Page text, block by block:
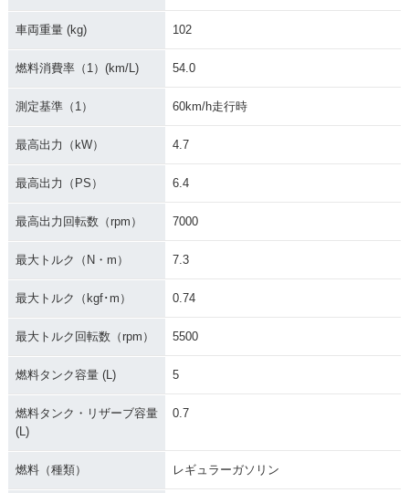
車両重量 (kg) 102
燃料消費率（1）(km/L) 54.0
測定基準（1） 60km/h走行時
最高出力（kW） 4.7
最高出力（PS） 6.4
最高出力回転数（rpm） 7000
最大トルク（N・m） 7.3
最大トルク（kgf･m） 0.74
最大トルク回転数（rpm） 5500
燃料タンク容量 (L) 5
燃料タンク・リザーブ容量
(L)
0.7
燃料（種類） レギュラーガソリン